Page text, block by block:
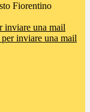
Fiorentino
inviare una mail
inviare una mail